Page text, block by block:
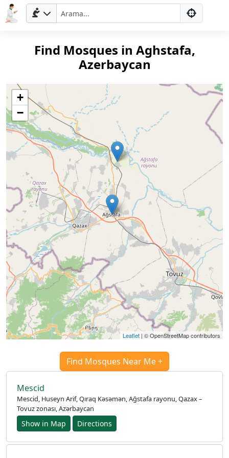
Ana
Prayer
Times
English
العربيّة
français
اردو
Find Mosques in Aghstafa,
Azerbaycan
+
−
Leaflet | © OpenStreetMap contributors
Find Mosques Near Me +
Mescid
Mescid, Huseyn Arif, Qıraq Kəsəmən, Ağstafa rayonu, Qazax –
Tovuz zonası, Azərbaycan
Show in Map Directions